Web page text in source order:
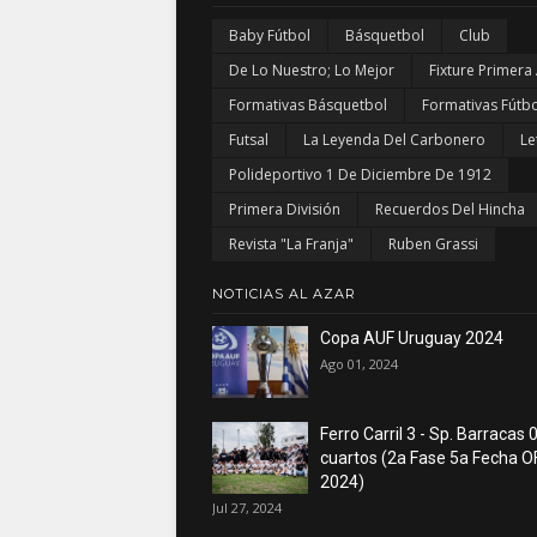
Baby Fútbol Básquetbol
Club
De Lo Nuestro; Lo Mejor
Fixture Primera
Formativas Básquetbol
Formativas
Futsal
La Leyenda Del Carbonero
Polideportivo 1 De Diciembre De 1912
Primera División
Recuerdos Del Hincha
Revista "La Franja"
Ruben Grassi
NOTICIAS AL AZAR
Copa AUF Uruguay 2024
Ago 01, 2024
Ferro Carril 3 - Sp. Barracas
cuartos (2a Fase 5a Fecha
2024)
Jul 27, 2024